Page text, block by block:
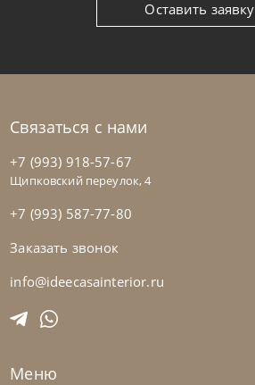
Tomasella
Оставить заявку
Связаться с нами
+7 (993) 918-57-67
Щипковский переулок, 4
+7 (993) 587-77-80
Заказать звонок
info@ideecasainterior.ru
Меню